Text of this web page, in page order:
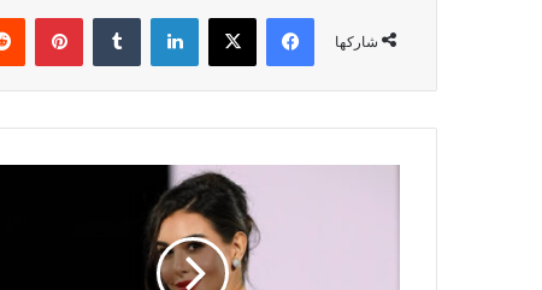
شاركها
فيسبوك ‫X لينكدإن